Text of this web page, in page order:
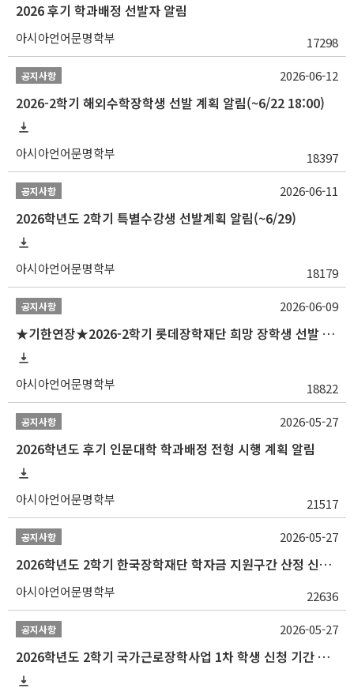
2026 후기 학과배정 선발자 알림
아시아언어문명학부 17298
공지사항
2026-2학기 해외수학장학생 선발 계획 알림(~6/22 18:00)
아시아언어문명학부 18397
2026-06-12
공지사항
2026학년도 2학기 특별수강생 선발계획 알림(~6/29)
아시아언어문명학부 18179
2026-06-11
공지사항
★기한연장★2026-2학기 롯데장학재단 희망 장학생 선발 안내(~6/15
아시아언어문명학부 18822
2026-06-09
공지사항
2026학년도 후기 인문대학 학과배정 전형 시행 계획 알림
아시아언어문명학부 21517
2026-05-27
공지사항
2026학년도 2학기 한국장학재단 학자금 지원구간 산정 신청 안내
아시아언어문명학부 22636
2026-05-27
공지사항
2026학년도 2학기 국가근로장학사업 1차 학생 신청 기간 안내
2026-05-27